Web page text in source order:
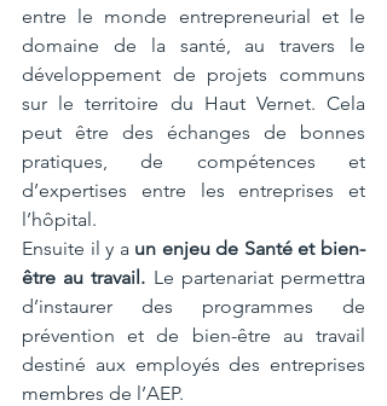
entre le monde entrepreneurial et le
domaine de la santé, au travers le
développement de projets communs
sur le territoire du Haut Vernet. Cela
peut être des échanges de bonnes
pratiques, de compétences et
d’expertises entre les entreprises et
l’hôpital.
Ensuite il y a un enjeu de Santé et bien-
être au travail. Le partenariat permettra
d’instaurer des programmes de
prévention et de bien-être au travail
destiné aux employés des entreprises
membres de l’AEP.